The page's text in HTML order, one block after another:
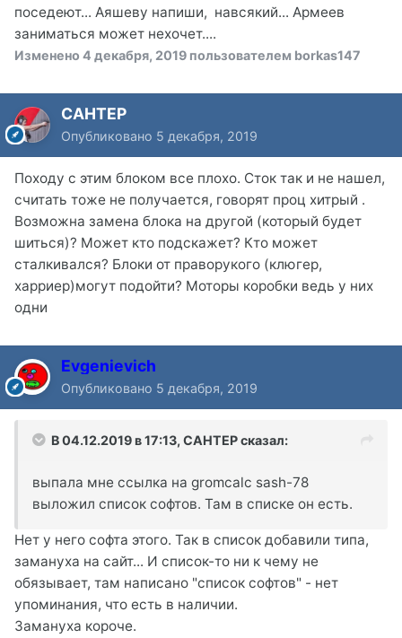
поседеют... Аяшеву напиши, навсякий... Армеев
заниматься может нехочет....
Изменено 4 декабря, 2019 пользователем borkas147
CAHTEP
Опубликовано 5 декабря, 2019
Походу с этим блоком все плохо. Сток так и не нашел,
считать тоже не получается, говорят проц хитрый .
Возможна замена блока на другой (который будет
шиться)? Может кто подскажет? Кто может
сталкивался? Блоки от праворукого (клюгер,
харриер)могут подойти? Моторы коробки ведь у них
одни
Evgenievich
Опубликовано 5 декабря, 2019
В 04.12.2019 в 17:13, CAHTEPсказал:
выпала мне ссылка на gromcalc sash-78
выложил список софтов. Там в списке он есть.
Нет у него софта этого. Так в список добавили типа,
замануха на сайт... И список-то ни к чему не
обязывает, там написано "список софтов" - нет
упоминания, что есть в наличии.
Замануха короче.